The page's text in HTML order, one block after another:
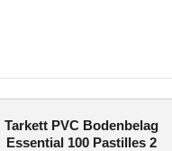
Tarkett PVC Bodenbelag
Essential 100 Pastilles 2